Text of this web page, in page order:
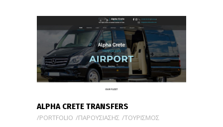
ALPHA CRETE TRANSFERS
PORTFOLIO ΠΑΡΟΥΣΙΑΣΗΣ ΤΟΥΡΙΣΜΟΣ